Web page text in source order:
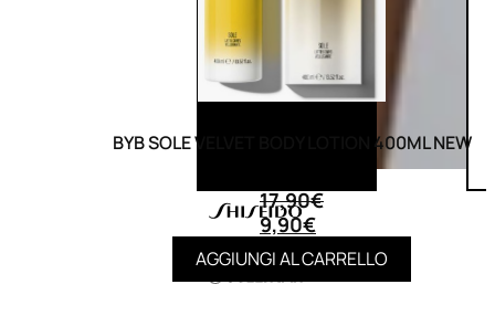
BYB SOLE VELVET BODY LOTION 400ML NEW
17,90€
9,90€
AGGIUNGI AL CARRELLO